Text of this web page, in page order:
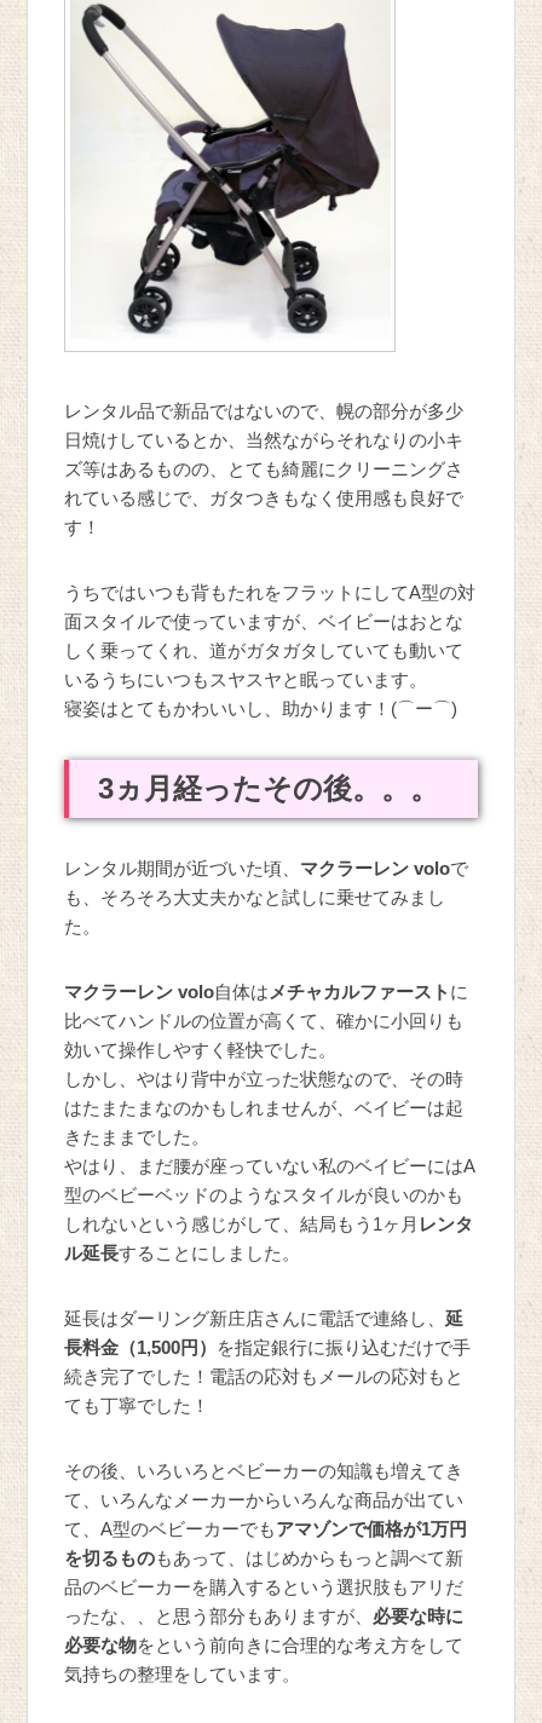
レンタル品で新品ではないので、幌の部分が多少
日焼けしているとか、当然ながらそれなりの小キ
ズ等はあるものの、とても綺麗にクリーニングさ
れている感じで、ガタつきもなく使用感も良好で
す！
うちではいつも背もたれをフラットにしてA型の対
面スタイルで使っていますが、ベイビーはおとな
しく乗ってくれ、道がガタガタしていても動いて
いるうちにいつもスヤスヤと眠っています。
寝姿はとてもかわいいし、助かります！(⌒ー⌒)
3ヵ月経ったその後。。。
レンタル期間が近づいた頃、 マクラーレン voloで
も、そろそろ大丈夫かなと試しに乗せてみまし
た。
マクラーレン volo自体はメチャカルファースト に
比べてハンドルの位置が高くて、確かに小回りも
効いて操作しやすく軽快でした。
しかし、やはり背中が立った状態なので、その時
はたまたまなのかもしれませんが、ベイビーは起
きたままでした。
やはり、まだ腰が座っていない私のベイビーにはA
型のベビーベッドのようなスタイルが良いのかも
しれないという感じがして、結局もう1ヶ月 レンタ
ル延長することにしました。
延長はダーリング新庄店さんに電話で連絡し、延
長料金（1,500円） を指定銀行に振り込むだけで手
続き完了でした！電話の応対もメールの応対もと
ても丁寧でした！
その後、いろいろとベビーカーの知識も増えてき
て、いろんなメーカーからいろんな商品が出てい
て、A型のベビーカーでもアマゾンで価格が1万円
を切るものもあって、はじめからもっと調べて新
品のベビーカーを購入するという選択肢もアリだ
ったな、、と思う部分もありますが、 必要な時に
必要な物をという前向きに合理的な考え方をして
気持ちの整理をしています。